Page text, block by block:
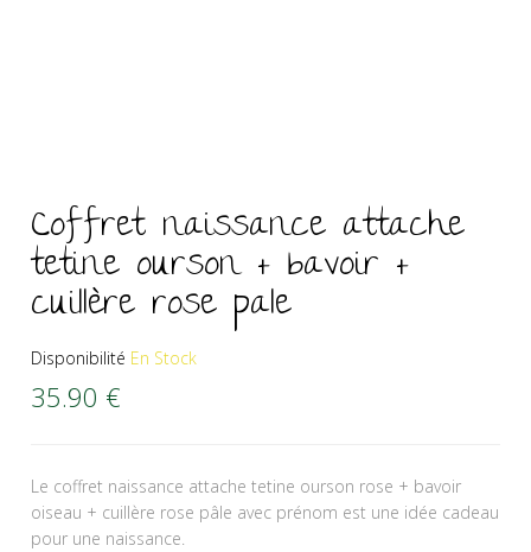
Coffret naissance attache
tetine ourson + bavoir +
cuillère rose pale
Disponibilité En Stock
35.90 €
Le coffret naissance attache tetine ourson rose + bavoir
oiseau + cuillère rose pâle avec prénom est une idée cadeau
pour une naissance.